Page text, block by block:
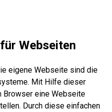
Webseiten
eigene Webseite sind die
Mit Hilfe dieser
Browser eine Webseite
Durch diese einfachen